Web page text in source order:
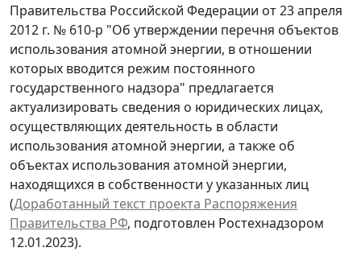
Правительства Российской Федерации от 23 апреля
2012 г. № 610-р "Об утверждении перечня объектов
использования атомной энергии, в отношении
которых вводится режим постоянного
государственного надзора" предлагается
актуализировать сведения о юридических лицах,
осуществляющих деятельность в области
использования атомной энергии, а также об
объектах использования атомной энергии,
находящихся в собственности у указанных лиц
(Доработанный текст проекта Распоряжения
Правительства РФ, подготовлен Ростехнадзором
12.01.2023).